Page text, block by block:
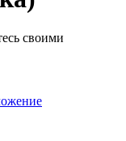
своими